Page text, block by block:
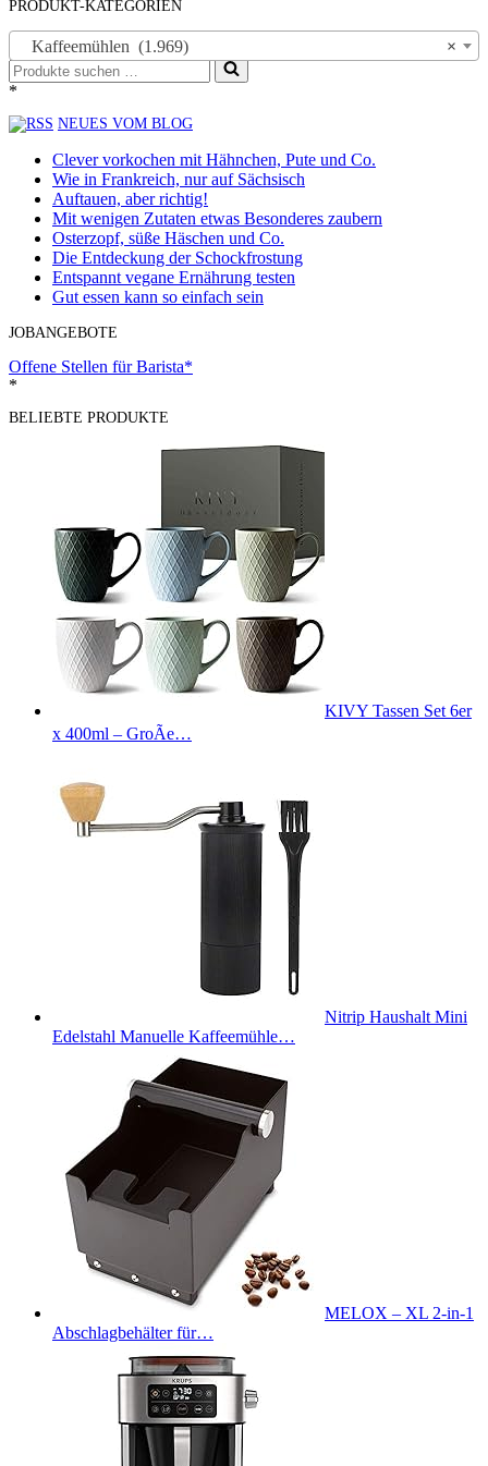
PRODUKT-KATEGORIEN
×
Kaffeemühlen (1.969)
Suchen
nach …
*
NEUES VOM BLOG
Clever vorkochen mit Hähnchen, Pute und Co.
Wie in Frankreich, nur auf Sächsisch
Auftauen, aber richtig!
Mit wenigen Zutaten etwas Besonderes zaubern
Osterzopf, süße Häschen und Co.
Die Entdeckung der Schockfrostung
Entspannt vegane Ernährung testen
Gut essen kann so einfach sein
JOBANGEBOTE
Offene Stellen für Barista*
*
BELIEBTE PRODUKTE
KIVY Tassen Set 6er
x 400ml – GroÃe…
Nitrip Haushalt Mini
Edelstahl Manuelle Kaffeemühle…
MELOX – XL 2-in-1
Abschlagbehälter für…